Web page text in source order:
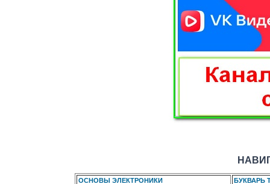
ОСНОВЫ ЭЛЕКТРОНИКИ
БУКВАРЬ